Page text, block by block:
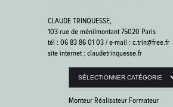
CLAUDE TRINQUESSE,
103 rue de ménilmontant 75020 Paris
tél : 06 83 86 01 03 / e-mail : c.trin@free.fr
site internet : claudetrinquesse.fr
Monteur Réalisateur Formateur